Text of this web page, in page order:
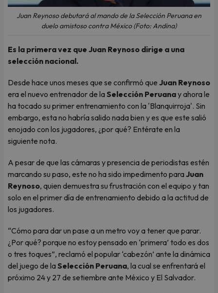
Juan Reynoso debutará al mando de la Selección Peruana en
duelo amistoso contra México (Foto: Andina)
Es la primera vez que Juan Reynoso dirige a una
selección nacional.
Desde hace unos meses que se confirmó que Juan Reynoso
era el nuevo entrenador de laSelección Peruanay ahora le
ha tocado su primer entrenamiento con la 'Blanquirroja'. Sin
embargo, esta no habría salido nada bien y es que este salió
enojado con los jugadores, ¿por qué? Entérate en la
siguiente nota.
A pesar de que las cámaras y presencia de periodistas estén
marcando su paso, este no ha sido impedimento paraJuan
Reynoso, quien demuestra su frustración con el equipo y tan
solo en el primer día de entrenamiento debido a la actitud de
los jugadores.
“Cómo para dar un pase a un metro voy a tener que parar.
¿Por qué? porque no estoy pensado en ‘primera’ todo es dos
o tres toques”, reclamó el popular ‘cabezón’ ante la dinámica
del juego de laSelección Peruana, la cual se enfrentará el
próximo 24 y 27 de setiembre ante México y El Salvador.